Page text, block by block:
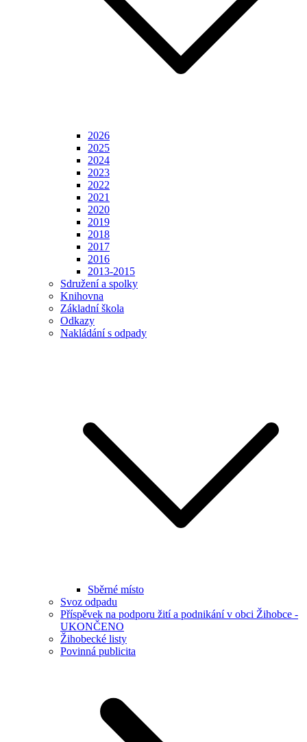
2026
2025
2024
2023
2022
2021
2020
2019
2018
2017
2016
2013-2015
Sdružení a spolky
Knihovna
Základní škola
Odkazy
Nakládání s odpady
Sběrné místo
Svoz odpadu
Příspěvek na podporu žití a podnikání v obci Žihobce -
UKONČENO
Žihobecké listy
Povinná publicita